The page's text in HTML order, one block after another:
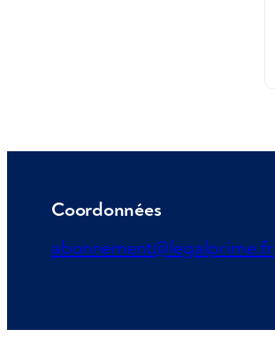
Coordonnées
abonnement@legalprime.fr